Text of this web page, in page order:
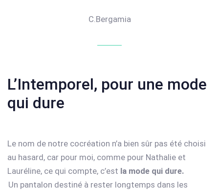
C.Bergamia
L’Intemporel, pour une mode
qui dure
Le nom de notre cocréation n’a bien sûr pas été choisi
au hasard, car pour moi, comme pour Nathalie et
Lauréline, ce qui compte, c’est la mode qui dure.
Un pantalon destiné à rester longtemps dans les